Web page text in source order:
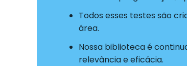
Todos esses testes são
área.
Nossa biblioteca é
relevância e eficácia.